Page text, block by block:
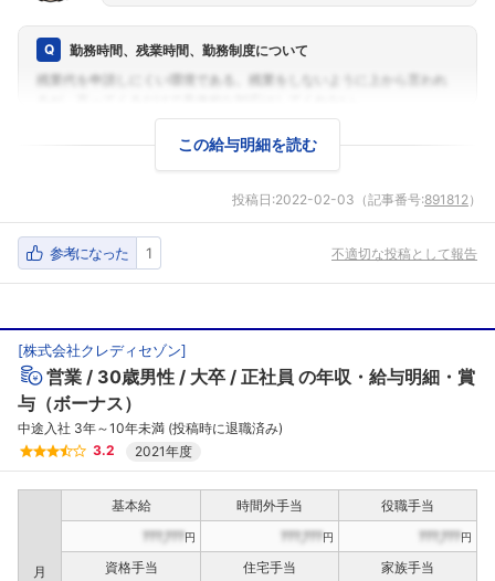
勤務時間、残業時間、勤務制度について
この給与明細を読む
投稿日:2022-02-03 （記事番号:891812 ）
参考になった 1 不適切な投稿として報告
[株式会社クレディセゾン]
営業 30歳男性 大卒 正社員 の年収・給与明細・賞
与（ボーナス）
中途入社 3年～10年未満 (投稿時に退職済み)
3.2
2021年度
月
基本給 時間外手当
役職手当
???,???円 ???,???円 ???,???円
資格手当 住宅手当
家族手当